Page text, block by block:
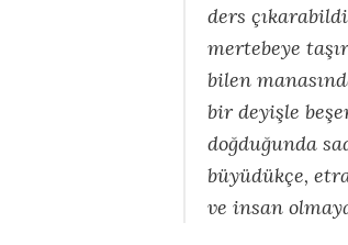
ders
mertebeye
bilen
bir deyişle
doğduğunda
büyüdükçe,
ve insan